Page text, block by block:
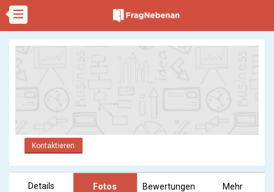
Kontaktieren
Details Fotos Bewertungen Mehr